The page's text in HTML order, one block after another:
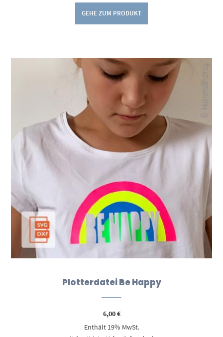
GEHE ZUM PRODUKT
Plotterdatei Be Happy
6,00€
Enthält 19% MwSt.